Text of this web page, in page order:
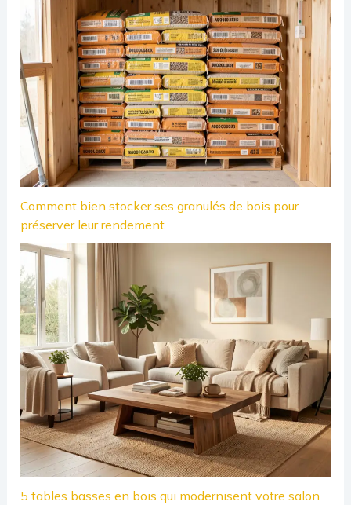
Comment bien stocker ses granulés de bois pour
préserver leur rendement
5 tables basses en bois qui modernisent votre salon